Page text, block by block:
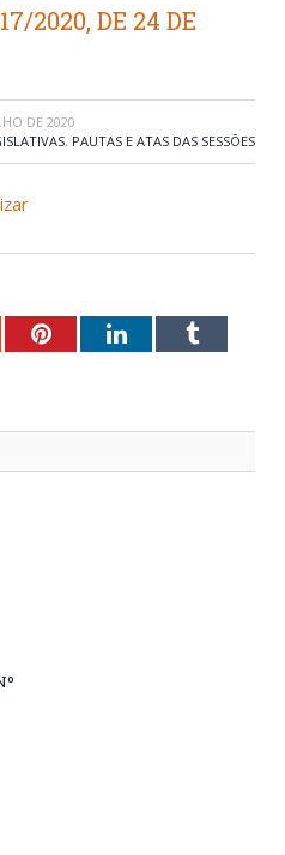
2020, DE 24 DE
DE 2020
, PAUTAS E ATAS DAS SESSÕES
PinterestLinkedInTumblr